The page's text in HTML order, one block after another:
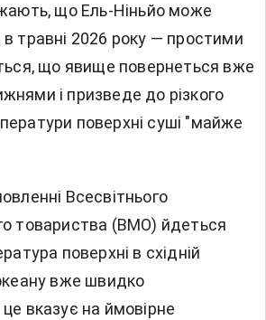
що Ель-Ніньйо може
травні 2026 року — простими
що явище повернеться вже
і призведе до різкого
поверхні суші "майже
Всесвітнього
товариства (ВМО) йдеться
поверхні в східній
вже швидко
вказує на ймовірне